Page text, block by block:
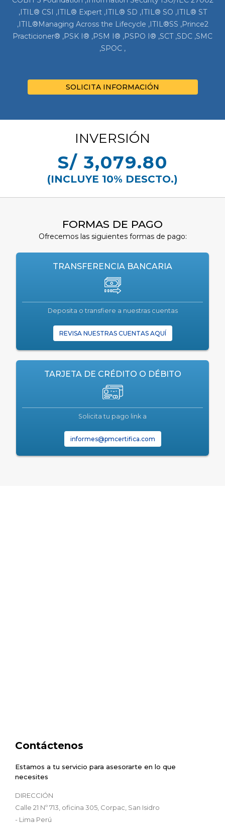
,ITIL® CSI ,ITIL® Expert ,ITIL® SD ,ITIL® SO ,ITIL® ST
,ITIL®Managing Across the Lifecycle ,ITIL®SS ,Prince2
Practicioner® ,PSK I® ,PSM I® ,PSPO I® ,SCT ,SDC ,SMC
,SPOC ,
SOLICITA INFORMACIÓN
INVERSIÓN
S/ 3,079.80
(INCLUYE 10% DESCTO.)
FORMAS DE PAGO
Ofrecemos las siguientes formas de pago:
TRANSFERENCIA BANCARIA
Deposita o transfiere a nuestras cuentas
REVISA NUESTRAS CUENTAS AQUÍ
TARJETA DE CRÉDITO O DÉBITO
Solicita tu pago link a
informes@pmcertifica.com
Contáctenos
Estamos a tu servicio para asesorarte en lo que
necesites
DIRECCIÓN
Calle 21 Nº 713, oficina 305, Corpac, San Isidro
- Lima Perú